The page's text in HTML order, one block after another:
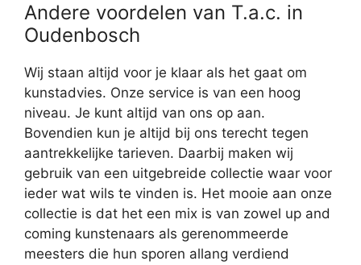
Andere voordelen van T.a.c. in
Oudenbosch
Wij staan altijd voor je klaar als het gaat om
kunstadvies. Onze service is van een hoog
niveau. Je kunt altijd van ons op aan.
Bovendien kun je altijd bij ons terecht tegen
aantrekkelijke tarieven. Daarbij maken wij
gebruik van een uitgebreide collectie waar voor
ieder wat wils te vinden is. Het mooie aan onze
collectie is dat het een mix is van zowel up and
coming kunstenaars als gerenommeerde
meesters die hun sporen allang verdiend